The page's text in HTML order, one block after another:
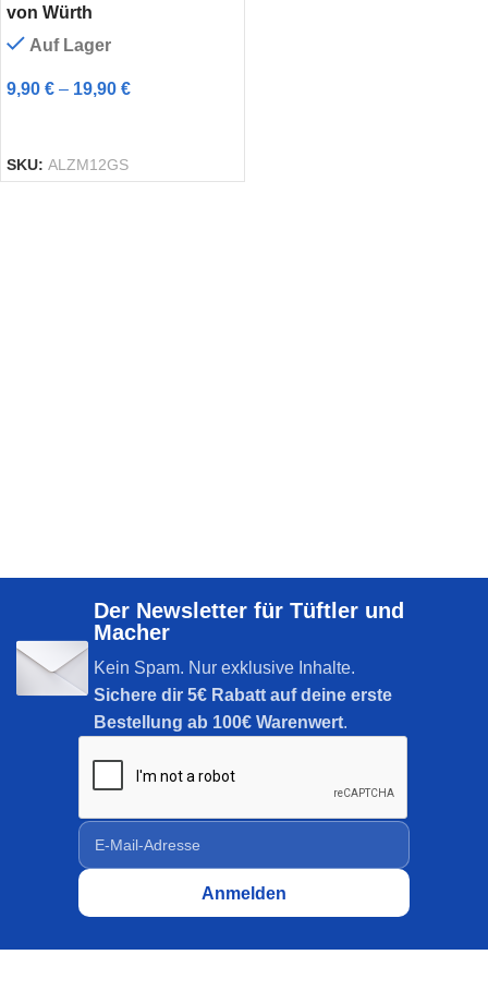
von Würth
Auf Lager
9,90 € – 19,90 €
SKU: ALZM12GS
Der Newsletter für Tüftler und
Macher
Kein Spam. Nur exklusive Inhalte.
Sichere dir 5€ Rabatt auf deine erste
Bestellung ab 100€ Warenwert.